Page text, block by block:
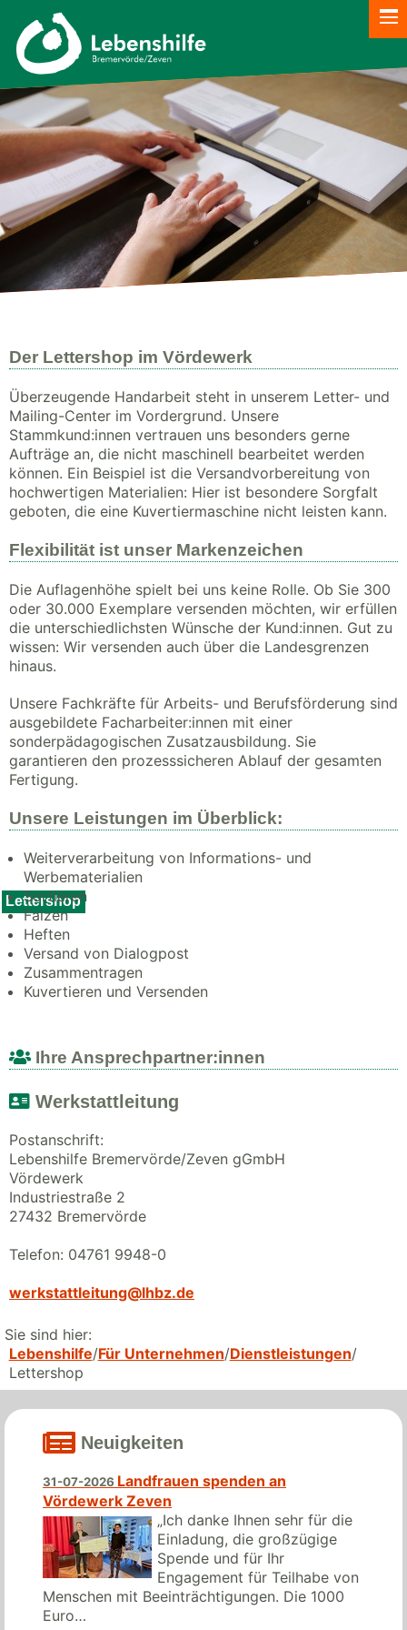
Lettershop
Der Lettershop im Vördewerk
Überzeugende Handarbeit steht in unserem Letter- und
Mailing-Center im Vordergrund. Unsere
Stammkund:innen vertrauen uns besonders gerne
Aufträge an, die nicht maschinell bearbeitet werden
können. Ein Beispiel ist die Versandvorbereitung von
hochwertigen Materialien: Hier ist besondere Sorgfalt
geboten, die eine Kuvertiermaschine nicht leisten kann.
Flexibilität ist unser Markenzeichen
Die Auflagenhöhe spielt bei uns keine Rolle. Ob Sie 300
oder 30.000 Exemplare versenden möchten, wir erfüllen
die unterschiedlichsten Wünsche der Kund:innen. Gut zu
wissen: Wir versenden auch über die Landesgrenzen
hinaus.
Unsere Fachkräfte für Arbeits- und Berufsförderung sind
ausgebildete Facharbeiter:innen mit einer
sonderpädagogischen Zusatzausbildung. Sie
garantieren den prozesssicheren Ablauf der gesamten
Fertigung.
Unsere Leistungen im Überblick:
Weiterverarbeitung von Informations- und
Werbematerialien
Sortieren
Falzen
Heften
Versand von Dialogpost
Zusammentragen
Kuvertieren und Versenden
Ihre Ansprechpartner:innen
Werkstattleitung
Postanschrift:
Lebenshilfe Bremervörde/Zeven gGmbH
Vördewerk
Industriestraße 2
27432 Bremervörde
Telefon: 04761 9948-0
werkstattleitung@lhbz.de
Sie sind hier:
Lebenshilfe Für Unternehmen Dienstleistungen
Lettershop
Neuigkeiten
31-07-2026 Landfrauen spenden an
Vördewerk Zeven
„Ich danke Ihnen sehr für die
Einladung, die großzügige
Spende und für Ihr
Engagement für Teilhabe von
Menschen mit Beeinträchtigungen. Die 1000
Euro…